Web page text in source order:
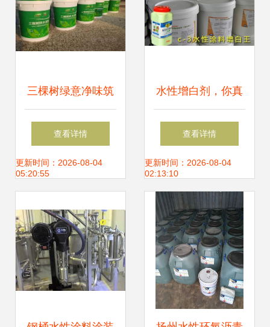
三棵树绿意净味筑
防线 广西长科新材
料项目的水性涂料
查看详情
更新时间：2026-08-04
05:20:55
水性增白剂，你真
的选对了吗？——
水性涂料关键环节
查看详情
更新时间：2026-08-04
02:13:10